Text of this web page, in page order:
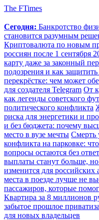
The FTimes
Сегодня: Банкротство
становится разумным
Криптовалюта по новым
россиян после 1 сентября
карту даже за законный
подозрения и как
перекрёстке: чем может
для создателя Telegram От
как легенды советского
политического конфликта
риска для энергетики и
и без бюджета: почему
место в вузе мечты Смерть
конфликта на парковке:
вопросы остаются без
выплаты станут больше,
изменится для российских
места в поезде лучше не
пассажиров, которые
Квартира за 8 миллионов
забытое прошлое
для новых владельцев